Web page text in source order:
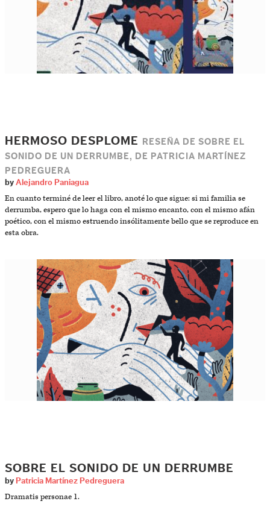
HERMOSO DESPLOME
RESEÑA DE SOBRE EL
SONIDO DE UN DERRUMBE, DE PATRICIA MARTÍNEZ
PEDREGUERA
by Alejandro Paniagua
En cuanto terminé de leer el libro, anoté lo que sigue: si mi familia se
derrumba, espero que lo haga con el mismo encanto, con el mismo afán
poético, con el mismo estruendo insólitamente bello que se reproduce en
esta obra.
SOBRE EL SONIDO DE UN DERRUMBE
by Patricia Martínez Pedreguera
Dramatis personae 1.